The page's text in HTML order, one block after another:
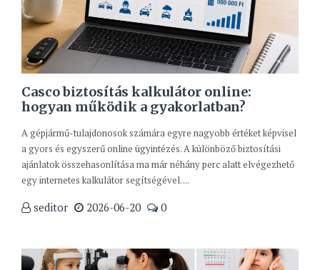
Casco biztosítás kalkulátor online:
hogyan működik a gyakorlatban?
A gépjármű-tulajdonosok számára egyre nagyobb értéket képvisel
a gyors és egyszerű online ügyintézés. A különböző biztosítási
ajánlatok összehasonlítása ma már néhány perc alatt elvégezhető
egy internetes kalkulátor segítségével. ...
seditor 2026-06-20 0